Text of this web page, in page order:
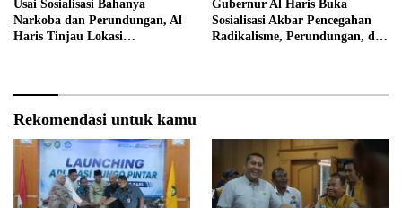
Usai Sosialisasi Bahanya
Narkoba dan Perundungan, Al
Haris Tinjau Lokasi
Gubernur Al Haris Buka
Sosialisasi Akbar Pencegahan
Radikalisme, Perundungan, dan
Rekomendasi untuk kamu